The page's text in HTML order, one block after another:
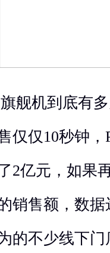
舰机到底有
仅仅 1 0秒钟，
2亿元，如果
销售额，数
的不少线下门